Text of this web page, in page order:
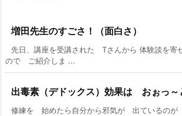
増田先生のすごさ！（面白さ）
先日、講座を受講された Tさんから 体験談を寄
ので ご紹介しま ...
出毒素（デドックス）効果は おぉっ～
修練を 始めたら自分から邪気が 出ているのが